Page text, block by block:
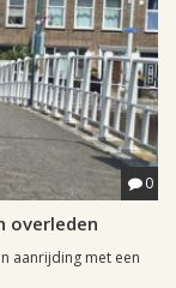
0
overleden
aanrijding met een